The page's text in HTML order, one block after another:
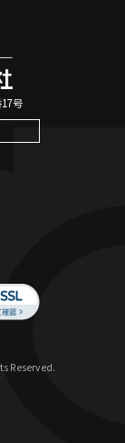
号
Reserved.